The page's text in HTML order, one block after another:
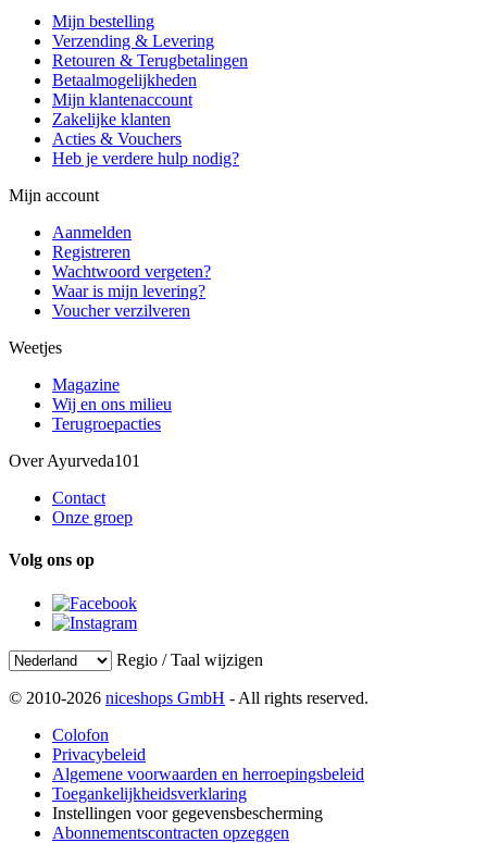
Mijn bestelling
Verzending & Levering
Retouren & Terugbetalingen
Betaalmogelijkheden
Mijn klantenaccount
Zakelijke klanten
Acties & Vouchers
Heb je verdere hulp nodig?
Mijn account
Aanmelden
Registreren
Wachtwoord vergeten?
Waar is mijn levering?
Voucher verzilveren
Weetjes
Magazine
Wij en ons milieu
Terugroepacties
Over Ayurveda101
Contact
Onze groep
Volg ons op
Regio / Taal wijzigen
© 2010-2026 niceshops GmbH - All rights reserved.
Colofon
Privacybeleid
Algemene voorwaarden en herroepingsbeleid
Toegankelijkheidsverklaring
Instellingen voor gegevensbescherming
Abonnementscontracten opzeggen